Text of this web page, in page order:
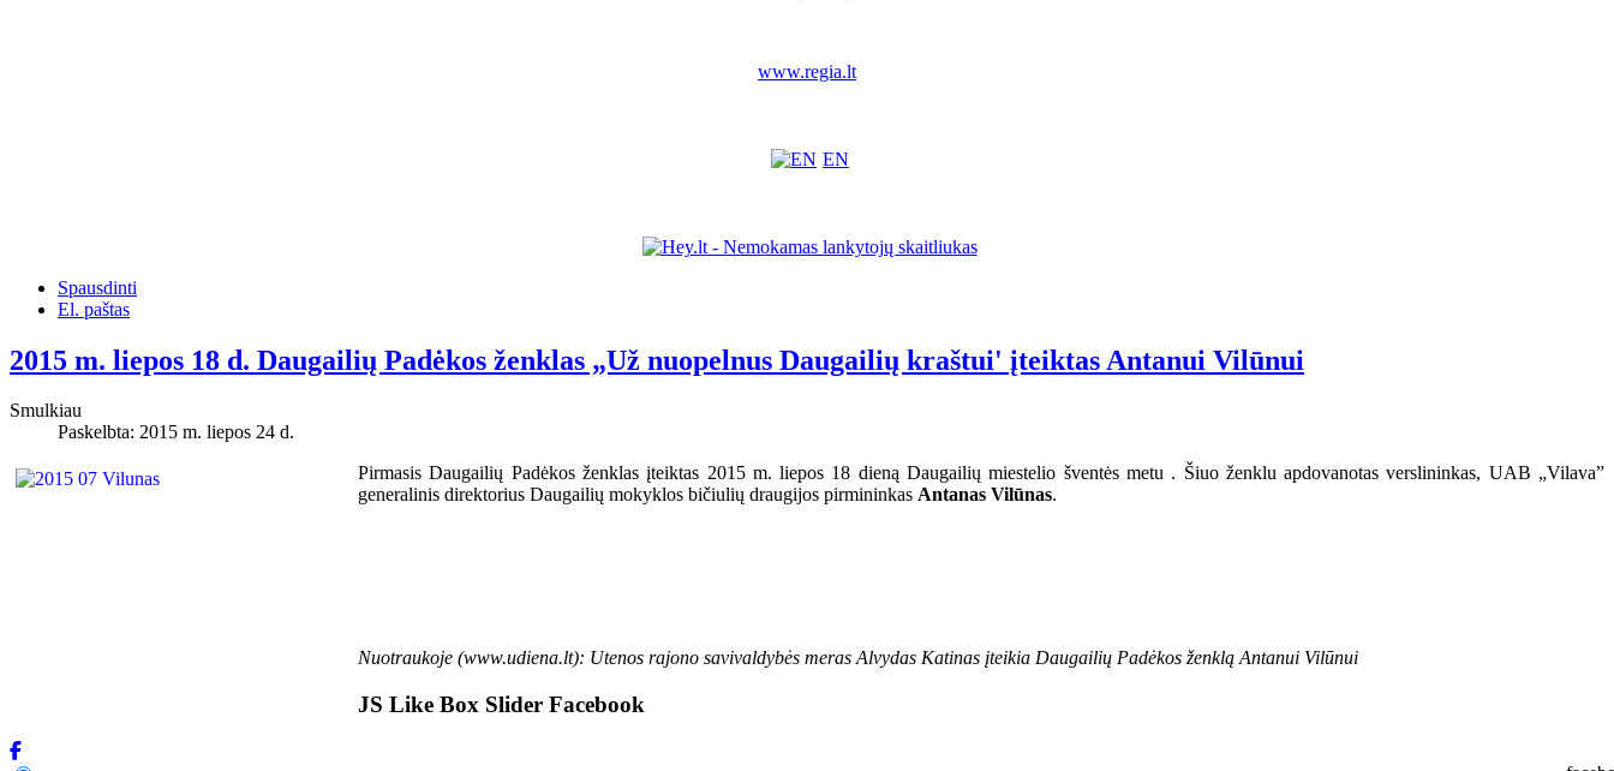
www.regia.lt
EN
Spausdinti
El. paštas
2015 m. liepos 18 d. Daugailių Padėkos ženklas „Už nuopelnus Daugailių kraštui' įteiktas Antanui Vilūnui
Smulkiau
Paskelbta: 2015 m. liepos 24 d.
Pirmasis Daugailių Padėkos ženklas įteiktas 2015 m. liepos 18 dieną Daugailių miestelio šventės metu . Šiuo ženklu apdovanotas verslininkas, UAB „Vilava”
generalinis direktorius Daugailių mokyklos bičiulių draugijos pirmininkas Antanas Vilūnas.
Nuotraukoje (www.udiena.lt): Utenos rajono savivaldybės meras Alvydas Katinas įteikia Daugailių Padėkos ženklą Antanui Vilūnui
JS Like Box Slider Facebook